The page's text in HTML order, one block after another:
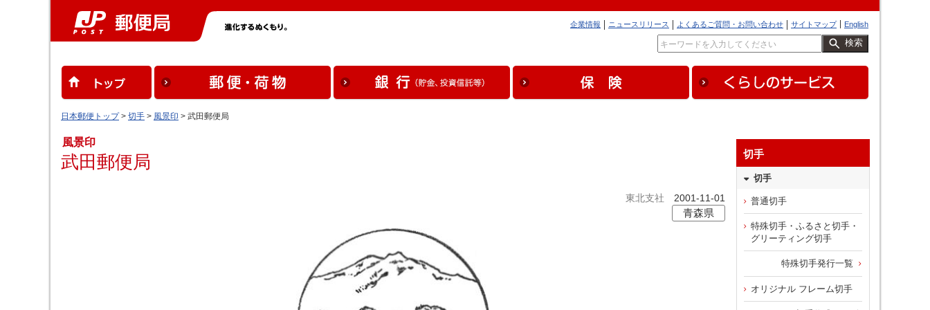
English
サイトマップ
よくあるご質問・お問い合わせ
ニュースリリース
企業情報
検索
日本郵便トップ> 切手 > 風景印 > 武田郵便局
風景印
武田郵便局
東北支社 2001-11-01
青森県
切手
切手
普通切手
特殊切手・ふるさと切手・
グリーティング切手
特殊切手発行一覧
オリジナル フレーム切手